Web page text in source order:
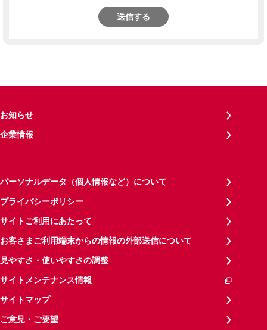
送信する
お知らせ
企業情報
パーソナルデータ（個人情報など）について
プライバシーポリシー
サイトご利用にあたって
お客さまご利用端末からの情報の外部送信について
見やすさ・使いやすさの調整
サイトメンテナンス情報
サイトマップ
ご意見・ご要望